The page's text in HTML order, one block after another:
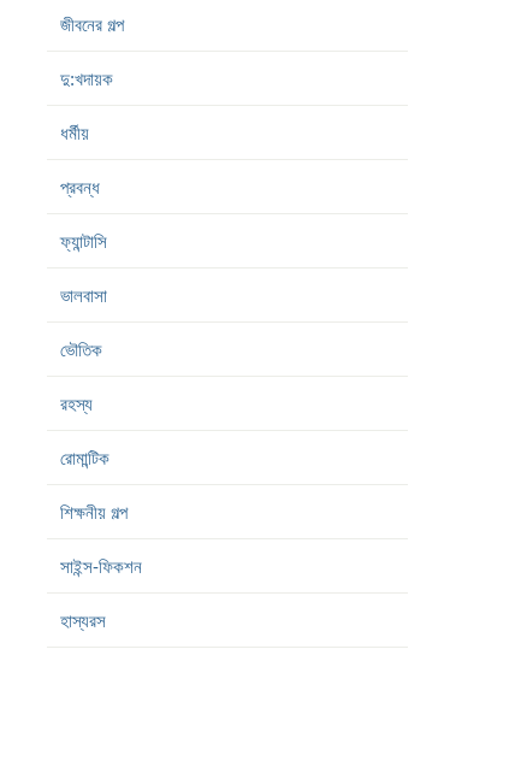
জীবনের গল্প
দু:খদায়ক
ধর্মীয়
প্রবন্ধ
ফ্যান্টাসি
ভালবাসা
ভৌতিক
রহস্য
রোমান্টিক
শিক্ষনীয় গল্প
সাইন্স-ফিকশন
হাস্যরস